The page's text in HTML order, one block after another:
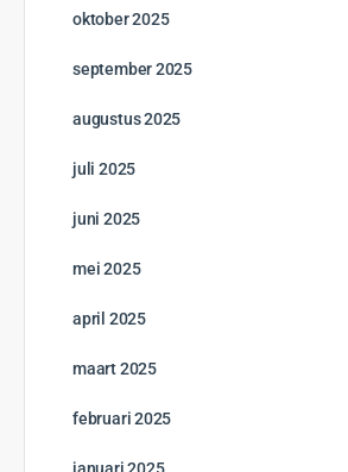
oktober 2025
september 2025
augustus 2025
juli 2025
juni 2025
mei 2025
april 2025
maart 2025
februari 2025